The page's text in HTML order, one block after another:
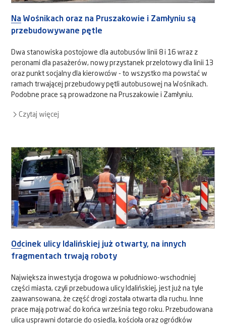
Na Wośnikach oraz na Pruszakowie i Zamłyniu są
przebudowywane pętle
Dwa stanowiska postojowe dla autobusów linii 8 i 16 wraz z
peronami dla pasażerów, nowy przystanek przelotowy dla linii 13
oraz punkt socjalny dla kierowców - to wszystko ma powstać w
ramach trwającej przebudowy pętli autobusowej na Wośnikach.
Podobne prace są prowadzone na Pruszakowie i Zamłyniu.
Czytaj więcej
Odcinek ulicy Idalińskiej już otwarty, na innych
fragmentach trwają roboty
Największa inwestycja drogowa w południowo-wschodniej
części miasta, czyli przebudowa ulicy Idalińskiej, jest już na tyle
zaawansowana, że część drogi została otwarta dla ruchu. Inne
prace mają potrwać do końca września tego roku. Przebudowana
ulica usprawni dotarcie do osiedla, kościoła oraz ogródków